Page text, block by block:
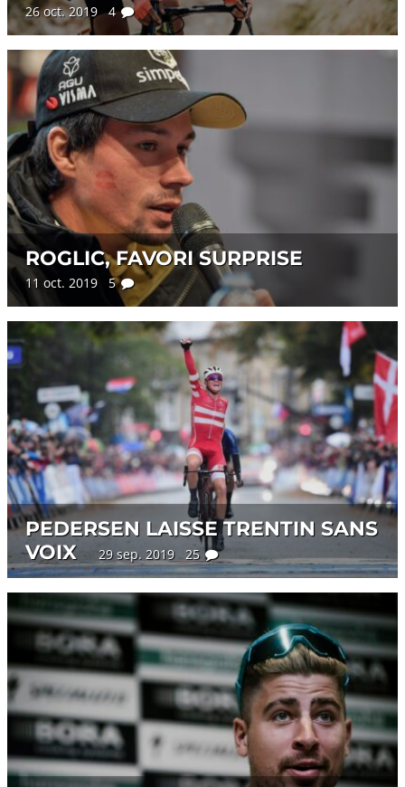
26 oct. 2019 4
ROGLIC, FAVORI SURPRISE
11 oct. 2019 5
PEDERSEN LAISSE TRENTIN SANS
VOIX
29 sep. 2019 25